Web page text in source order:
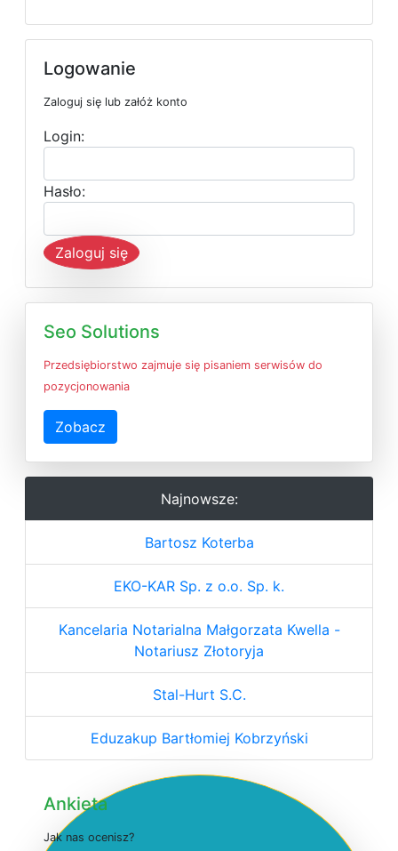
Logowanie
Zaloguj się lub załóż konto
Login:
Hasło:
Zaloguj się
Seo Solutions
Przedsiębiorstwo zajmuje się pisaniem serwisów do
pozycjonowania
Zobacz
Najnowsze:
Bartosz Koterba
EKO-KAR Sp. z o.o. Sp. k.
Kancelaria Notarialna Małgorzata Kwella -
Notariusz Złotoryja
Stal-Hurt S.C.
Eduzakup Bartłomiej Kobrzyński
Ankieta
Jak nas ocenisz?